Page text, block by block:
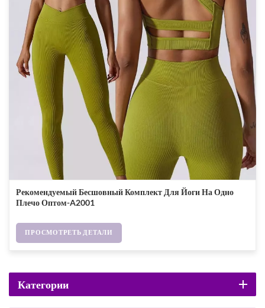
Рекомендуемый Бесшовный Комплект Для Йоги На Одно
Плечо Оптом-A2001
ПРОСМОТРЕТЬ ДЕТАЛИ
Категории